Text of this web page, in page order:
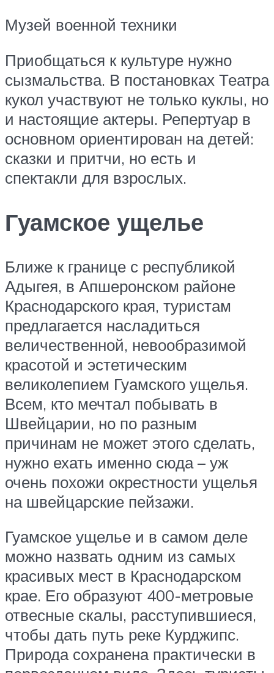
Музей военной техники
Приобщаться к культуре нужно
сызмальства. В постановках Театра
кукол участвуют не только куклы, но
и настоящие актеры. Репертуар в
основном ориентирован на детей:
сказки и притчи, но есть и
спектакли для взрослых.
Гуамское ущелье
Ближе к границе с республикой
Адыгея, в Апшеронском районе
Краснодарского края, туристам
предлагается насладиться
величественной, невообразимой
красотой и эстетическим
великолепием Гуамского ущелья.
Всем, кто мечтал побывать в
Швейцарии, но по разным
причинам не может этого сделать,
нужно ехать именно сюда – уж
очень похожи окрестности ущелья
на швейцарские пейзажи.
Гуамское ущелье и в самом деле
можно назвать одним из самых
красивых мест в Краснодарском
крае. Его образуют 400-метровые
отвесные скалы, расступившиеся,
чтобы дать путь реке Курджипс.
Природа сохранена практически в